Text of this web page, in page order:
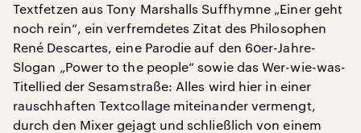
Textfetzen aus Tony Marshalls Suffhymne „Einer geht
noch rein“, ein verfremdetes Zitat des Philosophen
René Descartes, eine Parodie auf den 60er-Jahre-
Slogan „Power to the people“ sowie das Wer-wie-was-
Titellied der Sesamstraße: Alles wird hier in einer
rauschhaften Textcollage miteinander vermengt,
durch den Mixer gejagt und schließlich von einem